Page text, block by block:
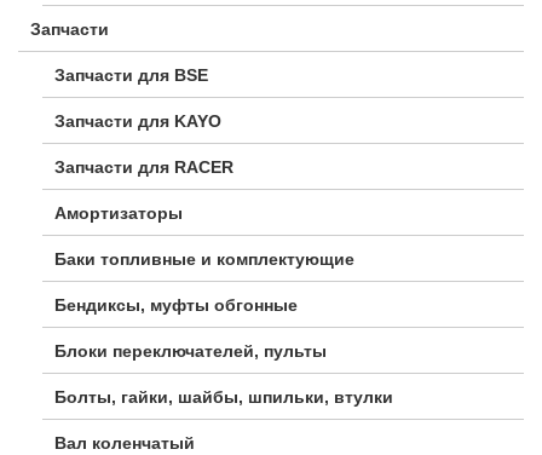
Запчасти
Запчасти для BSE
Запчасти для KAYO
Запчасти для RACER
Амортизаторы
Баки топливные и комплектующие
Бендиксы, муфты обгонные
Блоки переключателей, пульты
Болты, гайки, шайбы, шпильки, втулки
Вал коленчатый